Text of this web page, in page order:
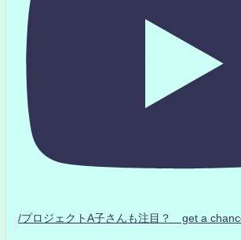
/プロジェクトA子さんも注目？ get a